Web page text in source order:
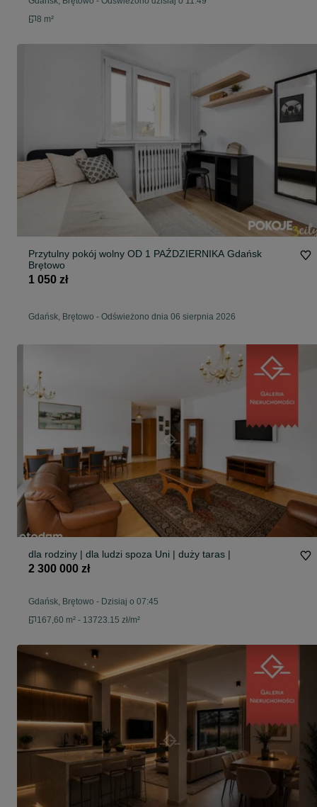
8 m²
Przytulny pokój wolny OD 1 PAŹDZIERNIKA Gdańsk
Brętowo
1 050 zł
Gdańsk, Brętowo - Odświeżono dnia 06 sierpnia 2026
dla rodziny | dla ludzi spoza Uni | duży taras |
2 300 000 zł
Gdańsk, Brętowo - Dzisiaj o 07:45
167,60 m² - 13723.15 zł/m²